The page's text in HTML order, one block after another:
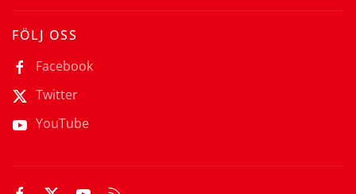
FÖLJ OSS
Facebook
Twitter
YouTube